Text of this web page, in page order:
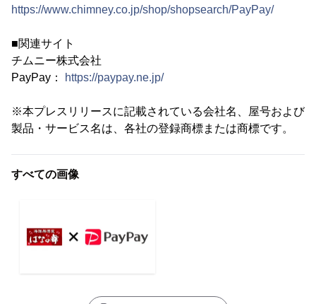
https://www.chimney.co.jp/shop/shopsearch/PayPay/
■関連サイト
チムニー株式会社
PayPay：
https://paypay.ne.jp/
※本プレスリリースに記載されている会社名、屋号および
製品・サービス名は、各社の登録商標または商標です。
すべての画像